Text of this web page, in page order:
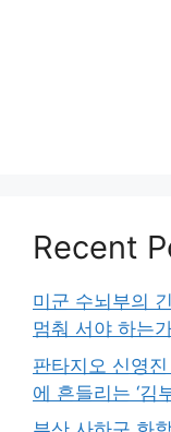
Recent
미군 수뇌부의
멈춰 서야 하는
판타지오 신영
에 흔들리는 ‘김